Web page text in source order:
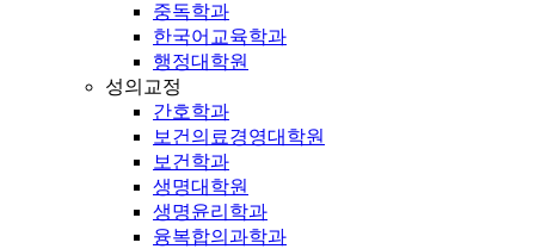
중독학과
한국어교육학과
행정대학원
성의교정
간호학과
보건의료경영대학원
보건학과
생명대학원
생명윤리학과
융복합의과학과